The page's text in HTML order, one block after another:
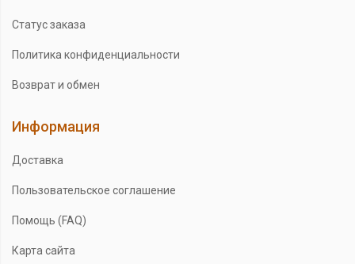
Статус заказа
Политика конфиденциальности
Возврат и обмен
Информация
Доставка
Пользовательское соглашение
Помощь (FAQ)
Карта сайта